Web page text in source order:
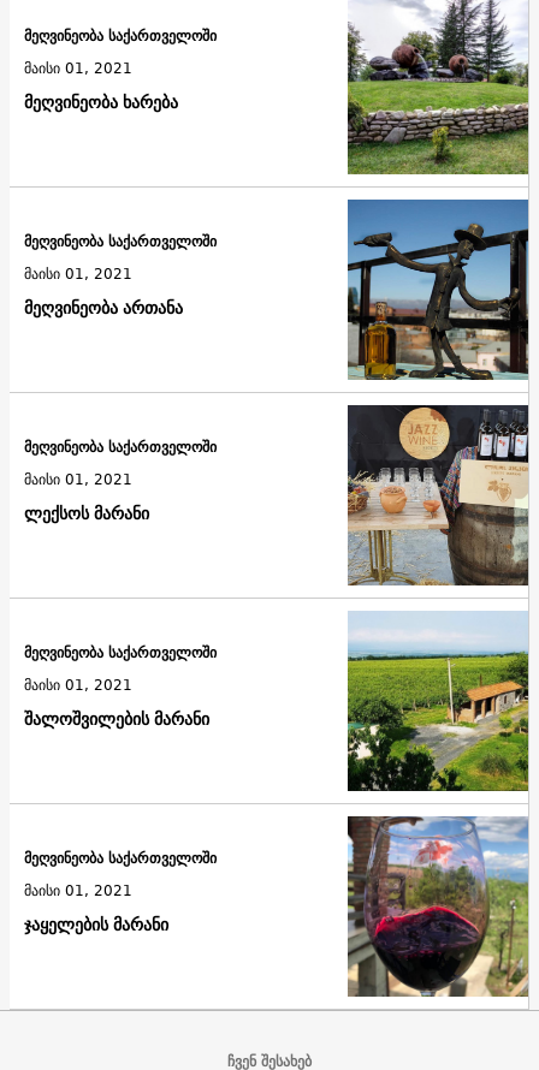
მეღვინეობა ხარება
მეღვინეობა საქართველოში
მაისი 01, 2021
მეღვინეობა ართანა
მეღვინეობა საქართველოში
მაისი 01, 2021
ლექსოს მარანი
მეღვინეობა საქართველოში
მაისი 01, 2021
შალოშვილების მარანი
მეღვინეობა საქართველოში
მაისი 01, 2021
ჯაყელების მარანი
მეღვინეობა საქართველოში
მაისი 01, 2021
ჩვენ შესახებ